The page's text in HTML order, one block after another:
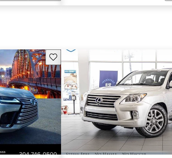
Guarda este Aviso